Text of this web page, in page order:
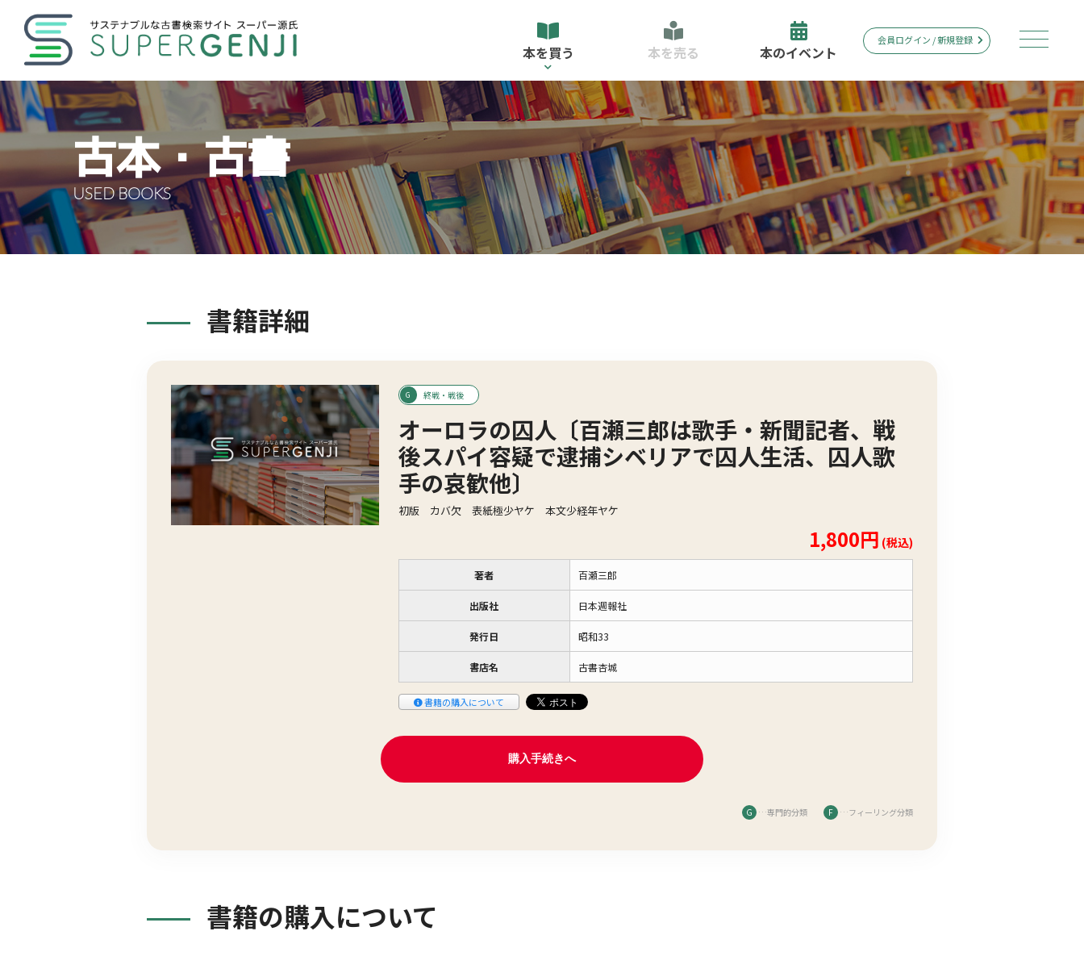
本を買う 本を売る 本のイベント
会員ログイン / 新規登録
古本・古書
USED BOOKS
書籍詳細
終戦・戦後
オーロラの囚人〔百瀬三郎は歌手・新聞記者、戦
後スパイ容疑で逮捕シベリアで囚人生活、囚人歌
手の哀歓他〕
初版 カバ欠 表紙極少ヤケ 本文少経年ヤケ
1,800円 (税込)
著者 百瀬三郎
出版社 日本週報社
発行日 昭和33
書店名 古書杏城
書籍の購入について
G …専門的分類 F …フィーリング分類
書籍の購入について